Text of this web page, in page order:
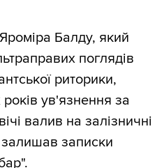
Балду, який
поглядів
риторики,
ув'язнення за
валив на залізничні
залишав записки